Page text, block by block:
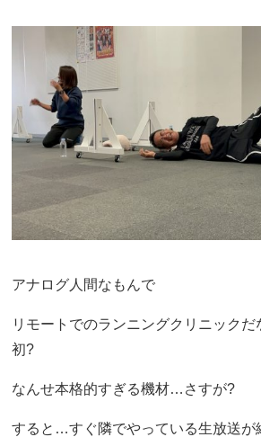
アナログ人間なもんで
リモートでのランニングクリニック
初?
なんせ本格的すぎる機材…さすが?
すると…すぐ隣でやっている生放送が